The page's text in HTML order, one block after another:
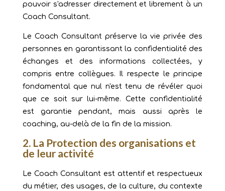
pouvoir s'adresser directement et librement à un
Coach Consultant.
Le Coach Consultant préserve la vie privée des
personnes en garantissant la confidentialité des
échanges et des informations collectées, y
compris entre collègues. Il respecte le principe
fondamental que nul n'est tenu de révéler quoi
que ce soit sur lui-même. Cette confidentialité
est garantie pendant, mais aussi après le
coaching, au-delà de la fin de la mission.
2. La Protection des organisations et
de leur activité
Le Coach Consultant est attentif et respectueux
du métier, des usages, de la culture, du contexte